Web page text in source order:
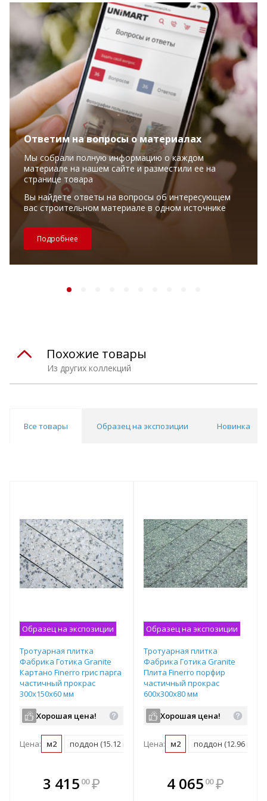
Ответим на вопросы о материалах
Мы собрали полную информацию о каждом
материале на нашем сайте и разместили ее на
странице товара
Вы найдете ответы на вопросы об интересующем
вас строительном материале в одном источнике
Подробнее
Из других коллекций
Похожие товары
Все товары Образец на экспозиции Новинка
Образец на экспозиции
Тротуарная плитка
Фабрика Готика Granite
Картано Finerro грис парга
частичный прокрас
300х150х60 мм
Хорошая цена!
Цена: м2 поддон (15.12 м2)
3 415 00 ₽
В комплекте
всегда выгоднее!
Образец на экспозиции
Тротуарная плитка
Фабрика Готика Granite
Плита Finerro порфир
частичный прокрас
600х300х80 мм
Хорошая цена!
Цена: м2 поддон (12.96 м2)
В комплекте
всегда выгоднее!
4 065 00 ₽